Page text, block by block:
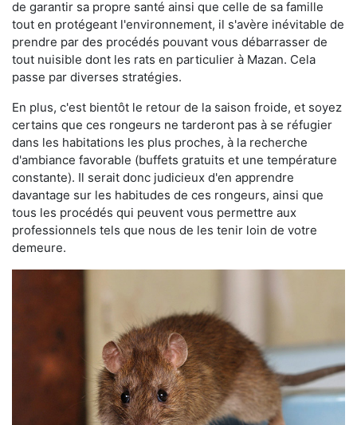
de garantir sa propre santé ainsi que celle de sa famille
tout en protégeant l'environnement, il s'avère inévitable de
prendre par des procédés pouvant vous débarrasser de
tout nuisible dont les rats en particulier à Mazan. Cela
passe par diverses stratégies.
En plus, c'est bientôt le retour de la saison froide, et soyez
certains que ces rongeurs ne tarderont pas à se réfugier
dans les habitations les plus proches, à la recherche
d'ambiance favorable (buffets gratuits et une température
constante). Il serait donc judicieux d'en apprendre
davantage sur les habitudes de ces rongeurs, ainsi que
tous les procédés qui peuvent vous permettre aux
professionnels tels que nous de les tenir loin de votre
demeure.